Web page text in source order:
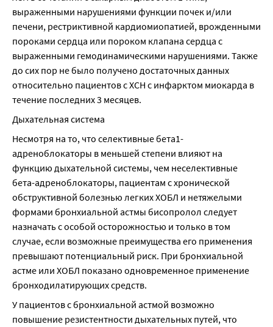
выраженными нарушениями функции почек и/или
печени, рестриктивной кардиомиопатией, врожденными
пороками сердца или пороком клапана сердца с
выраженными гемодинамическими нарушениями. Также
до сих пор не было получено достаточных данных
относительно пациентов с ХСН с инфарктом миокарда в
течение последних 3 месяцев.
Дыхательная система
Несмотря на то, что селективные бета1-
адреноблокаторы в меньшей степени влияют на
функцию дыхательной системы, чем неселективные
бета-адреноблокаторы, пациентам с хронической
обструктивной болезнью легких ХОБЛ и нетяжелыми
формами бронхиальной астмы бисопролол следует
назначать с особой осторожностью и только в том
случае, если возможные преимущества его применения
превышают потенциальный риск. При бронхиальной
астме или ХОБЛ показано одновременное применение
бронходилатирующих средств.
У пациентов с бронхиальной астмой возможно
повышение резистентности дыхательных путей, что